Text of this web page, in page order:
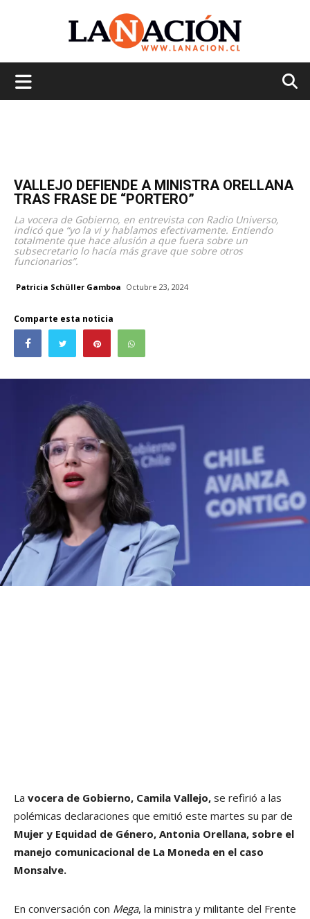
VALLEJO DEFIENDE A MINISTRA ORELLANA
TRAS FRASE DE “PORTERO”
La vocera de Gobierno, en entrevista con Radio Universo,
indicó que “yo la vi y hablamos efectivamente. Entiendo
totalmente que hace alusión a que fuera sobre un
subsecretario lo hacía más grave que sobre otros
funcionarios”.
Patricia Schüller Gamboa Octubre 23, 2024
Comparte esta noticia
La vocera de Gobierno, Camila Vallejo, se refirió a las
polémicas declaraciones que emitió este martes su par de
Mujer y Equidad de Género, Antonia Orellana, sobre el
manejo comunicacional de La Moneda en el caso
Monsalve.
En conversación con Mega, la ministra y militante del Frente